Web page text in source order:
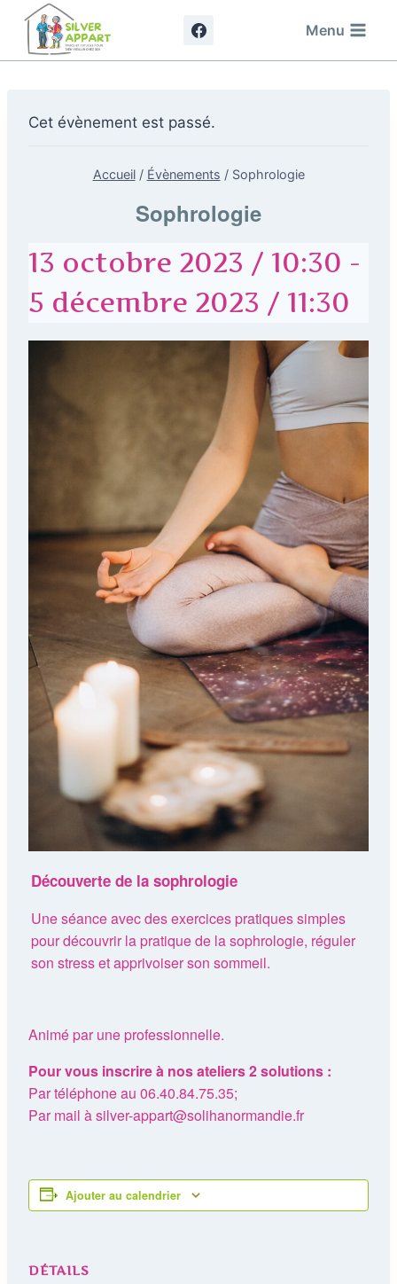
Aller
contenu
Menu
Cet évènement est passé.
Accueil / Évènements / Sophrologie
Sophrologie
13 octobre 2023 / 10:30 -
5 décembre 2023 / 11:30
Découverte de la sophrologie
Une séance avec des exercices pratiques simples
pour découvrir la pratique de la sophrologie, réguler
son stress et apprivoiser son sommeil.
Animé par une professionnelle.
Pour vous inscrire à nos ateliers 2 solutions :
Par téléphone au 06.40.84.75.35;
Par mail à silver-appart@solihanormandie.fr
Ajouter au calendrier
DÉTAILS